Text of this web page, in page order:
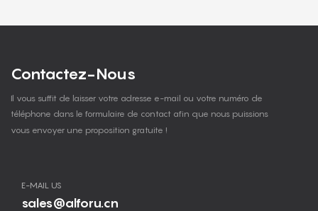
Contactez-Nous
Il vous suffit de laisser votre adresse e-mail ou votre numéro de
téléphone dans le formulaire de contact afin que nous puissions
vous envoyer une proposition gratuite !
E-MAIL US
sales@alforu.cn